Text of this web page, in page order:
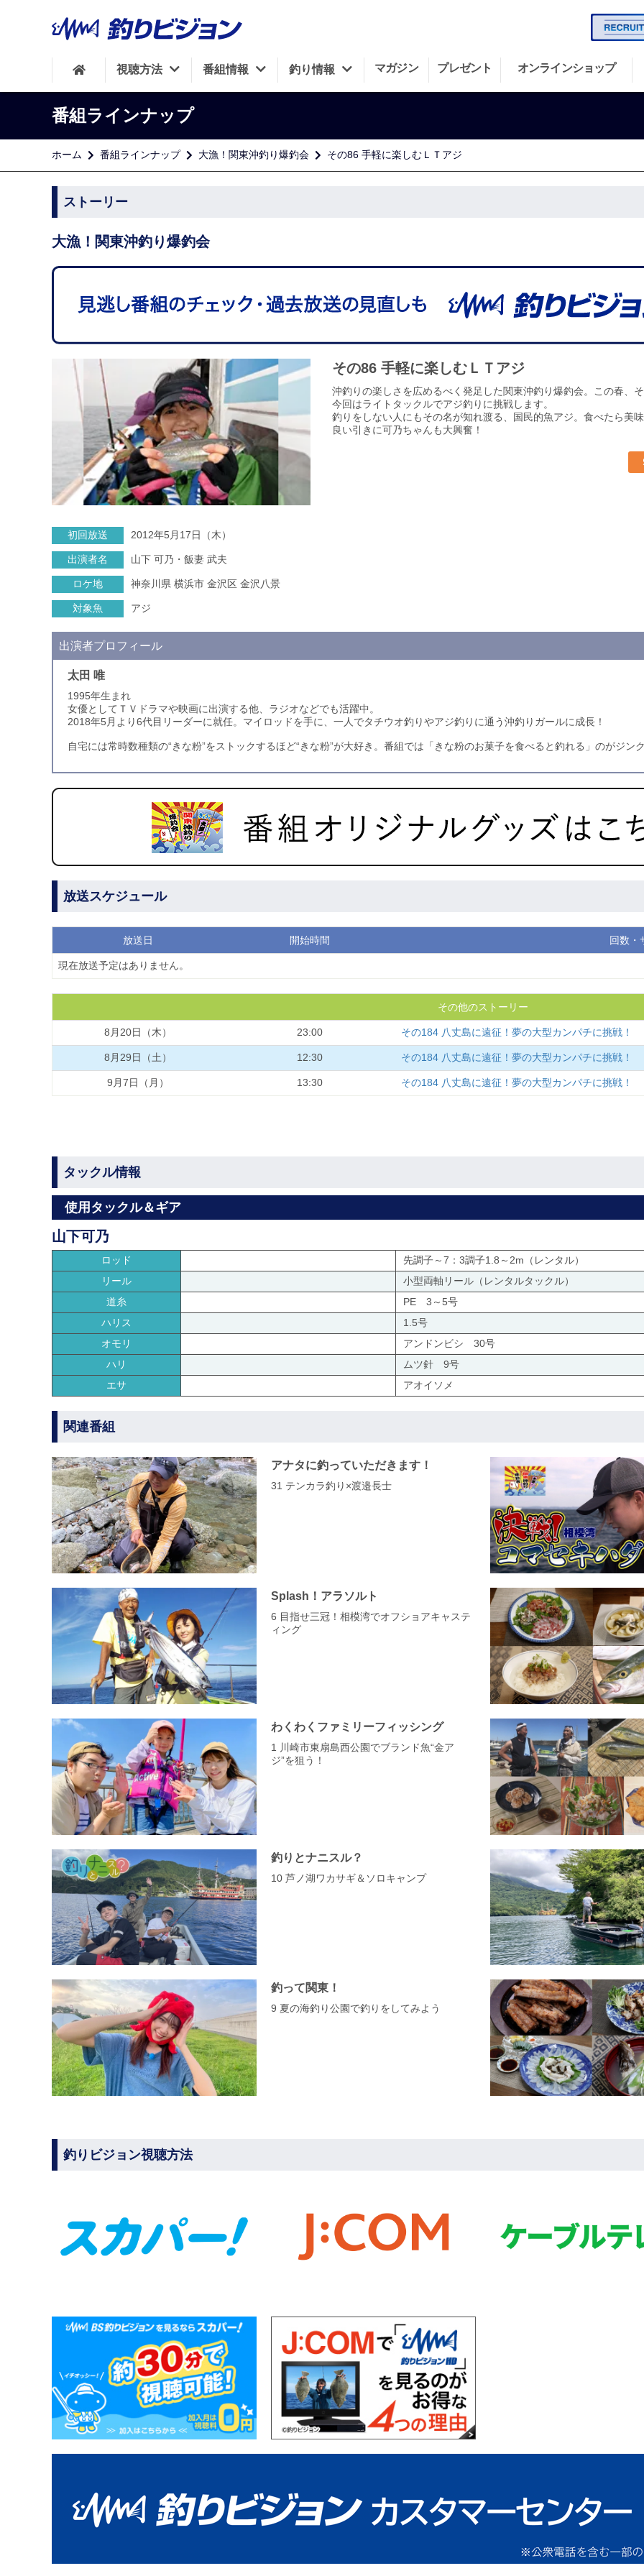
視聴方法 番組情報 釣り情報 マガジン プレゼント オンラインショップ
番組ラインナップ
ホーム 番組ラインナップ 大漁！関東沖釣り爆釣会 その86 手軽に楽しむＬＴアジ
ストーリー
大漁！関東沖釣り爆釣会
その86 手軽に楽しむＬＴアジ
沖釣りの楽しさを広めるべく発足した関東沖釣り爆釣会。この春、
今回はライトタックルでアジ釣りに挑戦します。
釣りをしない人にもその名が知れ渡る、国民的魚アジ。食べたら美
良い引きに可乃ちゃんも大興奮！
初回放送 2012年5月17日（木）
出演者名 山下 可乃・飯妻 武夫
ロケ地 神奈川県 横浜市 金沢区 金沢八景
対象魚 アジ
出演者プロフィール
太田 唯
1995年生まれ
女優としてＴＶドラマや映画に出演する他、ラジオなどでも活躍中。
2018年5月より6代目リーダーに就任。マイロッドを手に、一人でタチウオ釣りやアジ釣りに通う沖釣りガールに成長！
自宅には常時数種類の“きな粉”をストックするほど“きな粉”が大好き。番組では「きな粉のお菓子を食べると釣れる」のがジン
放送スケジュール
放送日 開始時間 回数・
現在放送予定はありません。
その他のストーリー
8月20日（木） 23:00 その184 八丈島に遠征！夢の大型カンパチに挑戦！
8月29日（土） 12:30 その184 八丈島に遠征！夢の大型カンパチに挑戦！
9月7日（月） 13:30 その184 八丈島に遠征！夢の大型カンパチに挑戦！
タックル情報
使用タックル＆ギア
山下可乃
ロッド
先調子～7：3調子1.8～2m（レンタル）
リール
小型両軸リール（レンタルタックル）
道糸
PE 3～5号
ハリス
1.5号
オモリ
アンドンビシ 30号
ハリ
ムツ針 9号
エサ
アオイソメ
関連番組
アナタに釣っていただきます！
31 テンカラ釣り×渡邉長士
Splash！アラソルト
6 目指せ三冠！相模湾でオフショアキャステ
ィング
わくわくファミリーフィッシング
1 川崎市東扇島西公園でブランド魚“金ア
ジ”を狙う！
釣りとナニスル？
10 芦ノ湖ワカサギ＆ソロキャンプ
釣って関東！
9 夏の海釣り公園で釣りをしてみよう
釣りビジョン視聴方法